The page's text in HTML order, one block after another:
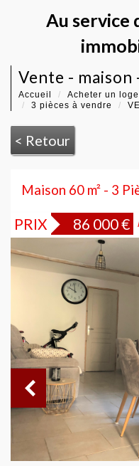
Au service
vente -
Accueil Acheter un
3 pièces à vendre
< Retour
Maison 60 m² - 3
PRIX 86 000€